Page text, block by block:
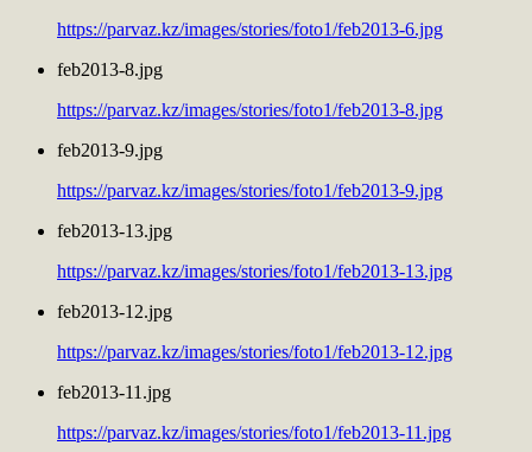
https://parvaz.kz/images/stories/foto1/feb2013-6.jpg
feb2013-8.jpg
https://parvaz.kz/images/stories/foto1/feb2013-8.jpg
feb2013-9.jpg
https://parvaz.kz/images/stories/foto1/feb2013-9.jpg
feb2013-13.jpg
https://parvaz.kz/images/stories/foto1/feb2013-13.jpg
feb2013-12.jpg
https://parvaz.kz/images/stories/foto1/feb2013-12.jpg
feb2013-11.jpg
https://parvaz.kz/images/stories/foto1/feb2013-11.jpg